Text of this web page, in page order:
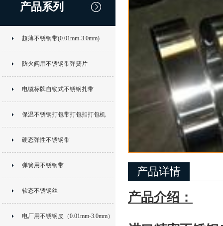
产品系列
超薄不锈钢带(0.01mm-3.0mm)
防火阀用不锈钢带弹簧片
电缆标牌自锁式不锈钢扎带
保温不锈钢打包带打包扣打包机
硬态弹性不锈钢带
弹簧用不锈钢带
软态不锈钢丝
电厂用不锈钢皮（0.01mm-3.0mm）
产品详情
产品介绍：